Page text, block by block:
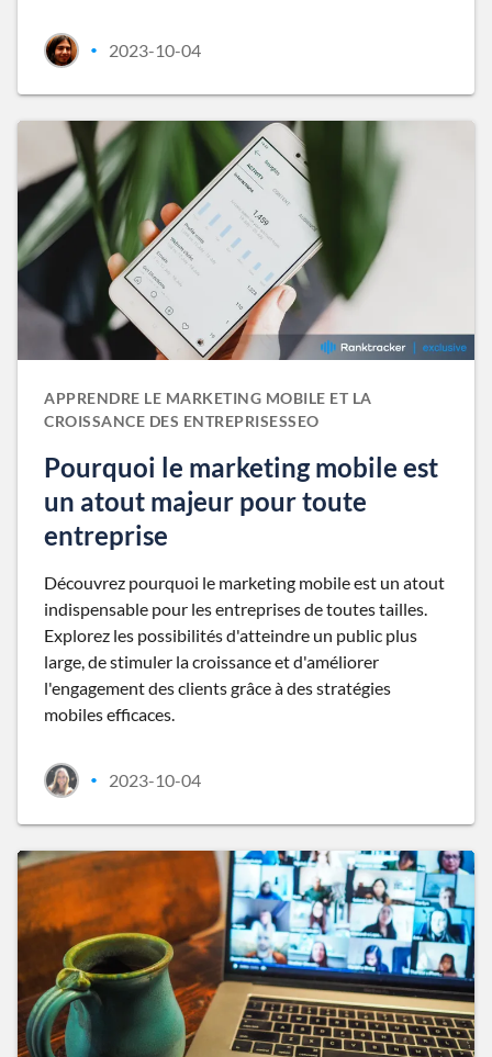
• 2023-10-04
APPRENDRE LE MARKETING MOBILE ET LA
CROISSANCE DES ENTREPRISESSEO
Pourquoi le marketing mobile est
un atout majeur pour toute
entreprise
Découvrez pourquoi le marketing mobile est un atout
indispensable pour les entreprises de toutes tailles.
Explorez les possibilités d'atteindre un public plus
large, de stimuler la croissance et d'améliorer
l'engagement des clients grâce à des stratégies
mobiles efficaces.
• 2023-10-04